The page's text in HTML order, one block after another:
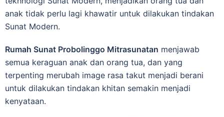
anak tidak perlu lagi khawatir untuk dilakukan tindakan
Sunat Modern.
Rumah Sunat Probolinggo Mitrasunatan menjawab
semua keraguan anak dan orang tua, dan yang
terpenting merubah image rasa takut menjadi berani
untuk dilakukan tindakan khitan semakin menjadi
kenyataan.